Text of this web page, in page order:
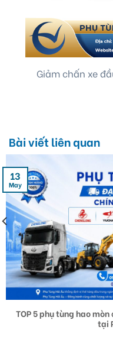
Giảm chấn xe
Bài viết liên quan
TOP 5 phụ tùng hao
tại
13
May